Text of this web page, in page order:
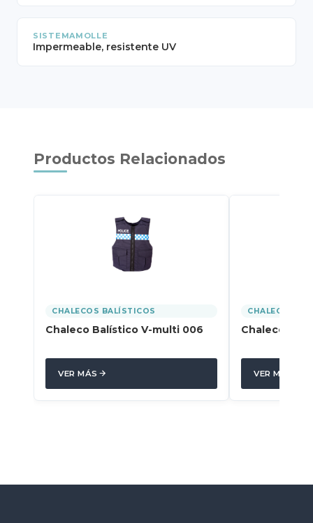
SISTEMAMOLLE
Impermeable, resistente UV
Productos Relacionados
CHALECOS BALÍSTICOS
Chaleco Balístico V-multi 006
VER MÁS
CHALECOS
Chaleco
VER MÁS